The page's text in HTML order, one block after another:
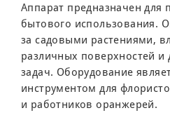
Аппарат предназначен для
бытового использования.
за садовыми растениями,
различных поверхностей и
задач. Оборудование
инструментом для
и работников оранжерей.